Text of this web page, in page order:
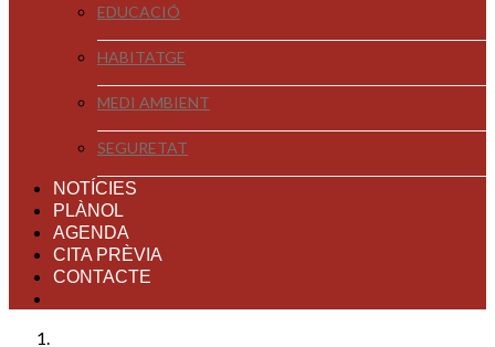
EDUCACIÓ
HABITATGE
MEDI AMBIENT
SEGURETAT
NOTÍCIES
PLÀNOL
AGENDA
CITA PRÈVIA
CONTACTE